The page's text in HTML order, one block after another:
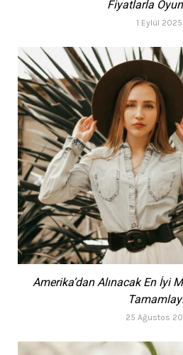
Fiyatlarla
1 Eylül 2025
Amerika’dan Alınacak En İyi
25 Ağustos